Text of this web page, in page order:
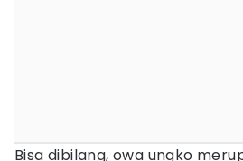
Bisa dibilang, owa ungko